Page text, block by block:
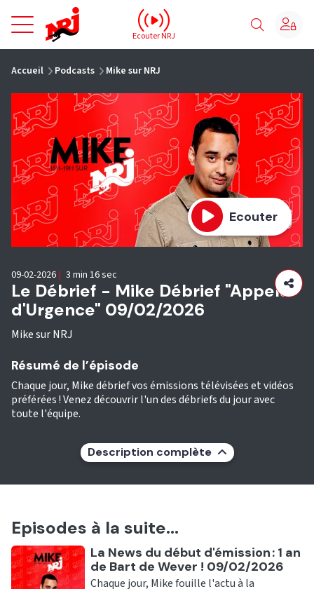
NRJ - Accueil
Ecouter NRJ
Accueil Podcasts Mike sur NRJ
Ecouter
Le Débrief - Mike Débrief "Appels
d'Urgence" 09/02/2026
Mike sur NRJ
09-02-2026 | 3 min 16 sec
Résumé de l’épisode
Chaque jour, Mike débrief vos émissions télévisées et vidéos
préférées ! Venez découvrir l'un des débriefs du jour avec
toute l'équipe.
Description complète
Episodes à la suite...
Ecouter
La News du début d'émission : 1 an
de Bart de Wever ! 09/02/2026
Chaque jour, Mike fouille l'actu à la